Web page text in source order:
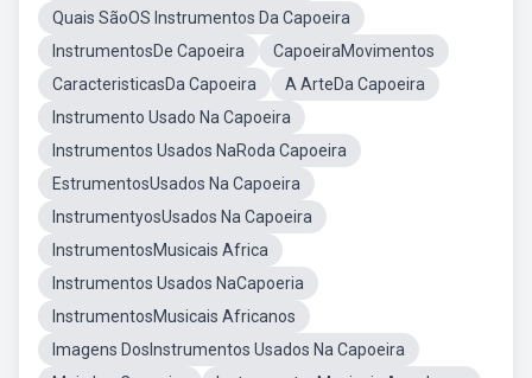
Quais SãoOS Instrumentos Da Capoeira
InstrumentosDe Capoeira
CapoeiraMovimentos
CaracteristicasDa Capoeira
A ArteDa Capoeira
Instrumento Usado Na Capoeira
Instrumentos Usados NaRoda Capoeira
EstrumentosUsados Na Capoeira
InstrumentyosUsados Na Capoeira
InstrumentosMusicais Africa
Instrumentos Usados NaCapoeria
InstrumentosMusicais Africanos
Imagens DosInstrumentos Usados Na Capoeira